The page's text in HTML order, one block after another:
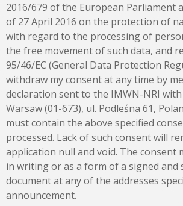
2016/679 of the European Parliament
of 27 April 2016 on the protection of
with regard to the processing of
the free movement of such data, and
95/46/EC (General Data Protection
withdraw my consent at any time by
declaration sent to the IMWN-NRI
Warsaw (01-673), ul. Podleśna 61,
must contain the above specified
processed. Lack of such consent will
application null and void. The consent
in writing or as a form of a signed and
document at any of the addresses
announcement.